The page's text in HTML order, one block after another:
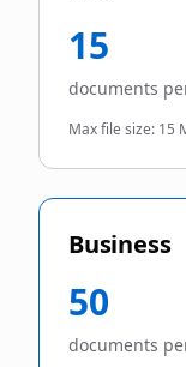
15
documents
Max file size: 15
Business
50
documents